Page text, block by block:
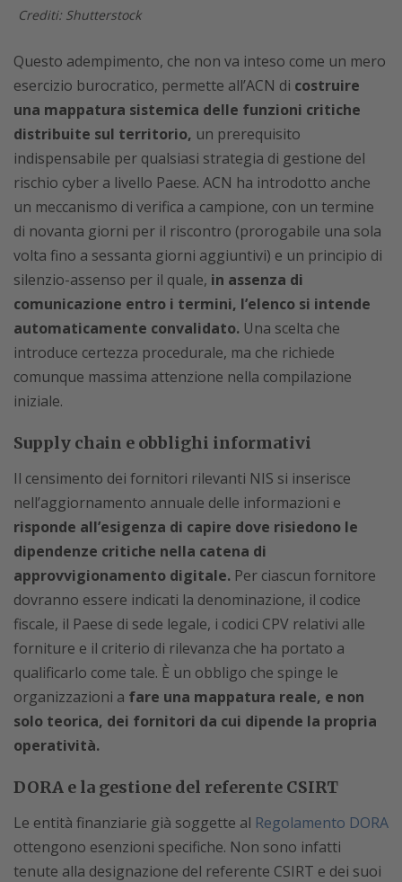
Crediti: Shutterstock
Questo adempimento, che non va inteso come un mero
esercizio burocratico, permette all’ACN di costruire
una mappatura sistemica delle funzioni critiche
distribuite sul territorio, un prerequisito
indispensabile per qualsiasi strategia di gestione del
rischio cyber a livello Paese. ACN ha introdotto anche
un meccanismo di verifica a campione, con un termine
di novanta giorni per il riscontro (prorogabile una sola
volta fino a sessanta giorni aggiuntivi) e un principio di
silenzio-assenso per il quale, in assenza di
comunicazione entro i termini, l’elenco si intende
automaticamente convalidato. Una scelta che
introduce certezza procedurale, ma che richiede
comunque massima attenzione nella compilazione
iniziale.
Supply chain e obblighi informativi
Il censimento dei fornitori rilevanti NIS si inserisce
nell’aggiornamento annuale delle informazioni e
risponde all’esigenza di capire dove risiedono le
dipendenze critiche nella catena di
approvvigionamento digitale. Per ciascun fornitore
dovranno essere indicati la denominazione, il codice
fiscale, il Paese di sede legale, i codici CPV relativi alle
forniture e il criterio di rilevanza che ha portato a
qualificarlo come tale. È un obbligo che spinge le
organizzazioni a fare una mappatura reale, e non
solo teorica, dei fornitori da cui dipende la propria
operatività.
DORA e la gestione del referente CSIRT
Le entità finanziarie già soggette al Regolamento DORA
ottengono esenzioni specifiche. Non sono infatti
tenute alla designazione del referente CSIRT e dei suoi